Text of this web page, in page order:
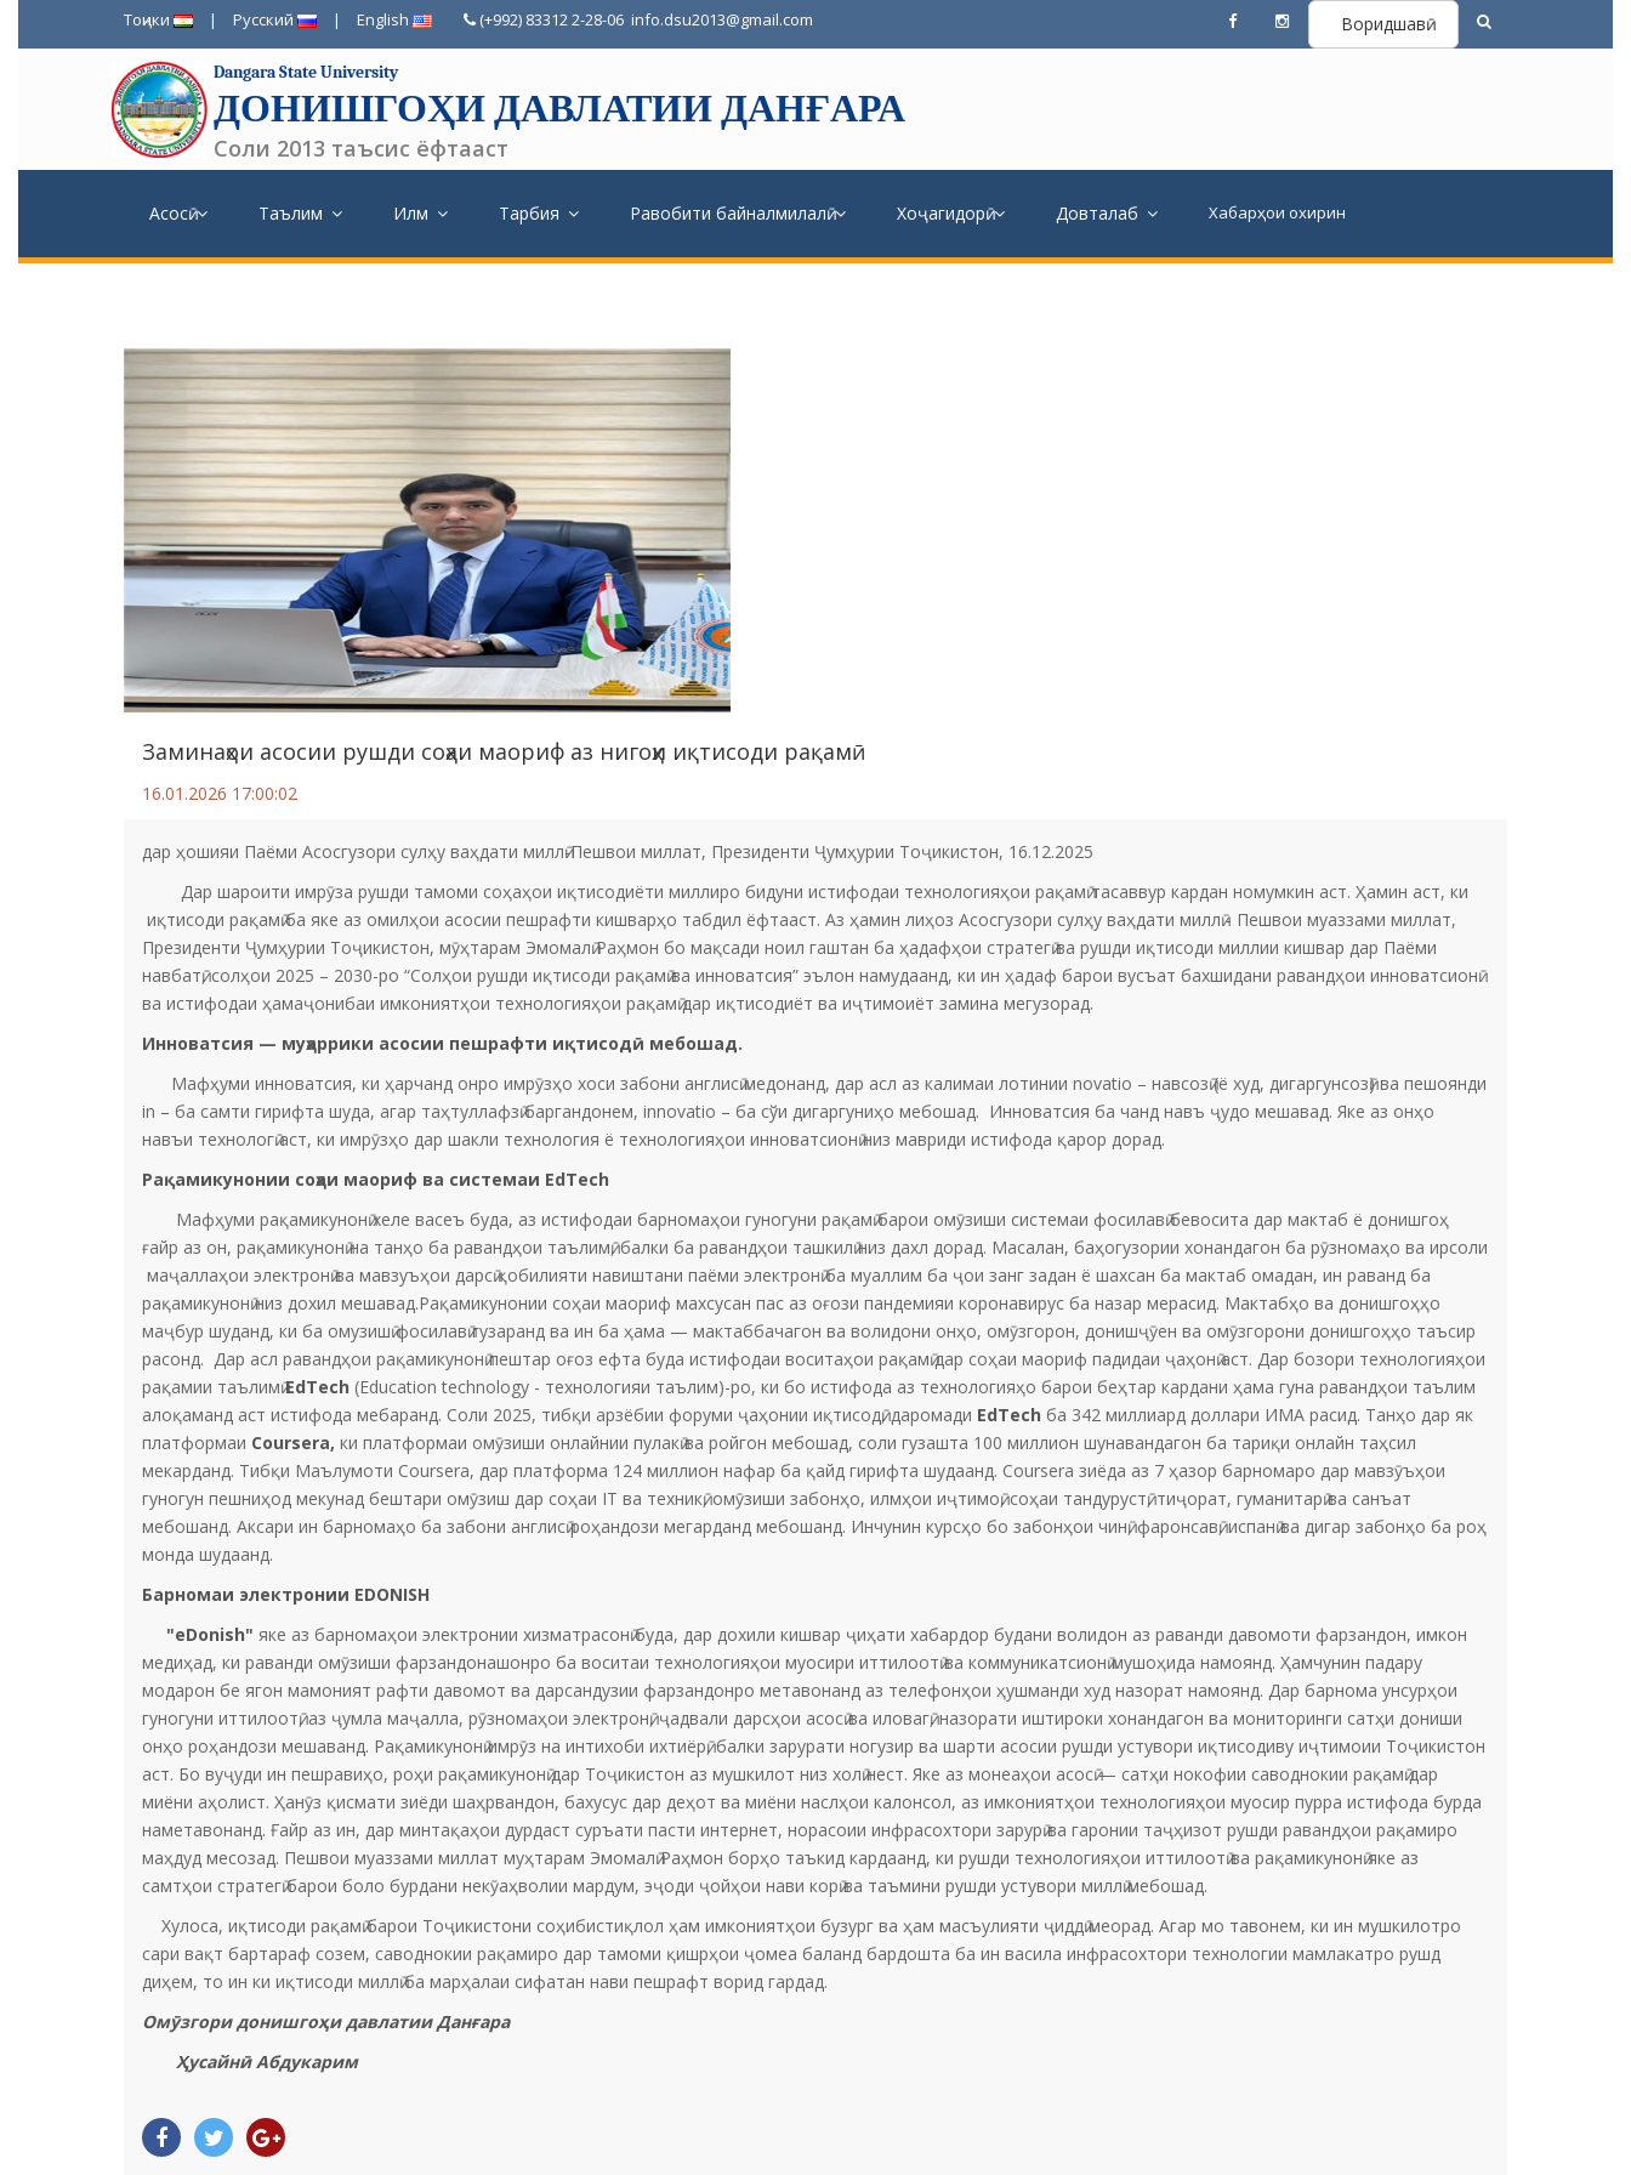
Тоҷики | Русский | English (+992) 83312 2-28-06 info.dsu2013@gmail.com Воридшавӣ
Dangara State University
ДОНИШГОҲИ ДАВЛАТИИ ДАНҒАРА
Соли 2013 таъсис ёфтааст
Асосӣ Таълим Илм Тарбия Равобити байналмилалӣ Хоҷагидорӣ Довталаб Хабарҳои охирин
Заминаҳои асосии рушди соҳаи маориф аз нигоҳи иқтисоди рақамӣ
16.01.2026 17:00:02
дар ҳошияи Паёми Асосгузори сулҳу ваҳдати миллӣ-Пешвои миллат, Президенти Ҷумҳурии Тоҷикистон, 16.12.2025
Дар шароити имрӯза рушди тамоми соҳаҳои иқтисодиёти миллиро бидуни истифодаи технологияҳои рақамӣ тасаввур кардан номумкин аст. Ҳамин аст, ки
иқтисоди рақамӣ ба яке аз омилҳои асосии пешрафти кишварҳо табдил ёфтааст. Аз ҳамин лиҳоз Асосгузори сулҳу ваҳдати миллӣ - Пешвои муаззами миллат,
Президенти Ҷумҳурии Тоҷикистон, мӯҳтарам Эмомалӣ Раҳмон бо мақсади ноил гаштан ба ҳадафҳои стратегӣ ва рушди иқтисоди миллии кишвар дар Паёми
навбатӣ, солҳои 2025 – 2030-ро “Солҳои рушди иқтисоди рақамӣ ва инноватсия” эълон намудаанд, ки ин ҳадаф барои вусъат бахшидани равандҳои инноватсионӣ
ва истифодаи ҳамаҷонибаи имкониятҳои технологияҳои рақамӣ дар иқтисодиёт ва иҷтимоиёт замина мегузорад.
Инноватсия — муҳаррики асосии пешрафти иқтисодӣ мебошад.
Мафҳуми инноватсия, ки ҳарчанд онро имрӯзҳо хоси забони англисӣ медонанд, дар асл аз калимаи лотинии novatio – навсозӣ (ё худ, дигаргунсозӣ) ва пешоянди
in – ба самти гирифта шуда, агар таҳтуллафзӣ баргандонем, innovatio – ба сўи дигаргуниҳо мебошад. Инноватсия ба чанд навъ ҷудо мешавад. Яке аз онҳо
навъи технологӣ аст, ки имрӯзҳо дар шакли технология ё технологияҳои инноватсионӣ низ мавриди истифода қарор дорад.
Рақамикунонии соҳаи маориф ва системаи EdTech
Мафҳуми рақамикунонӣ хеле васеъ буда, аз истифодаи барномаҳои гуногуни рақамӣ барои омӯзиши системаи фосилавӣ бевосита дар мактаб ё донишгоҳ
ғайр аз он, рақамикунонӣ на танҳо ба равандҳои таълимӣ, балки ба равандҳои ташкилӣ низ дахл дорад. Масалан, баҳогузории хонандагон ба рӯзномаҳо ва ирсоли
маҷаллаҳои электронӣ ва мавзуъҳои дарсӣ қобилияти навиштани паёми электронӣ ба муаллим ба ҷои занг задан ё шахсан ба мактаб омадан, ин раванд ба
рақамикунонӣ низ дохил мешавад.Рақамикунонии соҳаи маориф махсусан пас аз оғози пандемияи коронавирус ба назар мерасид. Мактабҳо ва донишгоҳҳо
маҷбур шуданд, ки ба омузишӣ фосилавӣ гузаранд ва ин ба ҳама — мактаббачагон ва волидони онҳо, омӯзгорон, донишҷӯен ва омӯзгорони донишгоҳҳо таъсир
расонд. Дар асл равандҳои рақамикунонӣ пештар оғоз ефта буда истифодаи воситаҳои рақамӣ дар соҳаи маориф падидаи ҷаҳонӣ аст. Дар бозори технологияҳои
рақамии таълимӣEdTech (Education technology - технологияи таълим)-ро, ки бо истифода аз технологияҳо барои беҳтар кардани ҳама гуна равандҳои таълим
алоқаманд аст истифода мебаранд. Соли 2025, тибқи арзёбии форуми ҷаҳонии иқтисодӣ, даромади EdTech ба 342 миллиард доллари ИМА расид. Танҳо дар як
платформаи Courserа, ки платформаи омӯзиши онлайнии пулакӣ ва ройгон мебошад, соли гузашта 100 миллион шунавандагон ба тариқи онлайн таҳсил
мекарданд. Тибқи Маълумоти Coursera, дар платформа 124 миллион нафар ба қайд гирифта шудаанд. Coursera зиёда аз 7 ҳазор барномаро дар мавзӯъҳои
гуногун пешниҳод мекунад бештари омӯзиш дар соҳаи IT ва техникӣ, омӯзиши забонҳо, илмҳои иҷтимоӣ, соҳаи тандурустӣ, тиҷорат, гуманитарӣ ва санъат
мебошанд. Аксари ин барномаҳо ба забони англисӣ роҳандози мегарданд мебошанд. Инчунин курсҳо бо забонҳои чинӣ, фаронсавӣ, испанӣ ва дигар забонҳо ба роҳ
монда шудаанд.
Барномаи электронии EDONISH
"eDonish" яке аз барномаҳои электронии хизматрасонӣ буда, дар дохили кишвар ҷиҳати хабардор будани волидон аз раванди давомоти фарзандон, имкон
медиҳад, ки раванди омӯзиши фарзандонашонро ба воситаи технологияҳои муосири иттилоотӣ ва коммуникатсионӣ мушоҳида намоянд. Ҳамчунин падару
модарон бе ягон мамоният рафти давомот ва дарсандузии фарзандонро метавонанд аз телефонҳои ҳушманди худ назорат намоянд. Дар барнома унсурҳои
гуногуни иттилоотӣ, аз ҷумла маҷалла, рӯзномаҳои электронӣ, ҷадвали дарсҳои асосӣ ва иловагӣ, назорати иштироки хонандагон ва мониторинги сатҳи дониши
онҳо роҳандози мешаванд. Рақамикунонӣ имрӯз на интихоби ихтиёрӣ, балки зарурати ногузир ва шарти асосии рушди устувори иқтисодиву иҷтимоии Тоҷикистон
аст. Бо вуҷуди ин пешравиҳо, роҳи рақамикунонӣ дар Тоҷикистон аз мушкилот низ холӣ нест. Яке аз монеаҳои асосӣ — сатҳи нокофии саводнокии рақамӣ дар
миёни аҳолист. Ҳанӯз қисмати зиёди шаҳрвандон, бахусус дар деҳот ва миёни наслҳои калонсол, аз имкониятҳои технологияҳои муосир пурра истифода бурда
наметавонанд. Ғайр аз ин, дар минтақаҳои дурдаст суръати пасти интернет, норасоии инфрасохтори зарурӣ ва гаронии таҷҳизот рушди равандҳои рақамиро
маҳдуд месозад. Пешвои муаззами миллат муҳтарам Эмомалӣ Раҳмон борҳо таъкид кардаанд, ки рушди технологияҳои иттилоотӣ ва рақамикунонӣ яке аз
самтҳои стратегӣ барои боло бурдани некӯаҳволии мардум, эҷоди ҷойҳои нави корӣ ва таъмини рушди устувори миллӣ мебошад.
Хулоса, иқтисоди рақамӣ барои Тоҷикистони соҳибистиқлол ҳам имкониятҳои бузург ва ҳам масъулияти ҷиддӣ меорад. Агар мо тавонем, ки ин мушкилотро
сари вақт бартараф созем, саводнокии рақамиро дар тамоми қишрҳои ҷомеа баланд бардошта ба ин васила инфрасохтори технологии мамлакатро рушд
диҳем, то ин ки иқтисоди миллӣ ба марҳалаи сифатан нави пешрафт ворид гардад.
Омӯзгори донишгоҳи давлатии Данғара
Ҳусайнӣ Абдукарим